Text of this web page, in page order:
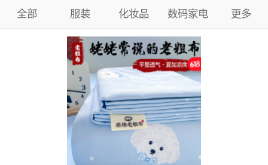
全部 服装 化妆品 数码家电 更多